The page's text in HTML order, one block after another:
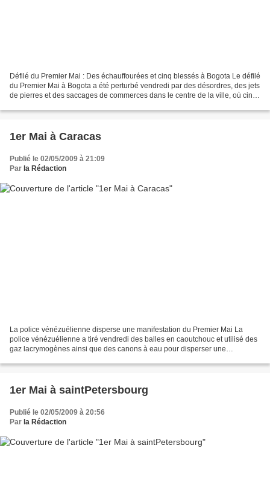
Défilé du Premier Mai : Des échauffourées et cinq blessés à Bogota Le défilé
du Premier Mai à Bogota a été perturbé vendredi par des désordres, des jets
de pierres et des saccages de commerces dans le centre de la ville, où cinq
1er Mai à Caracas
Publié le 02/05/2009 à 21:09
Par la Rédaction
La police vénézuélienne disperse une manifestation du Premier Mai La
police vénézuélienne a tiré vendredi des balles en caoutchouc et utilisé des
gaz lacrymogènes ainsi que des canons à eau pour disperser une
1er Mai à saintPetersbourg
Publié le 02/05/2009 à 20:56
Par la Rédaction